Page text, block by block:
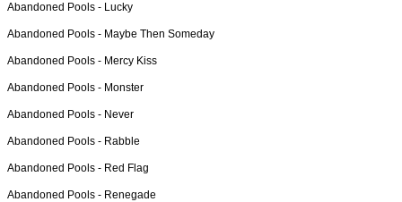
Abandoned Pools - Lucky
Abandoned Pools - Maybe Then Someday
Abandoned Pools - Mercy Kiss
Abandoned Pools - Monster
Abandoned Pools - Never
Abandoned Pools - Rabble
Abandoned Pools - Red Flag
Abandoned Pools - Renegade